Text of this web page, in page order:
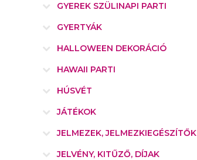
GYEREK SZÜLINAPI PARTI
GYERTYÁK
HALLOWEEN DEKORÁCIÓ
HAWAII PARTI
HÚSVÉT
JÁTÉKOK
JELMEZEK, JELMEZKIEGÉSZÍTŐK
JELVÉNY, KITŰZŐ, DÍJAK